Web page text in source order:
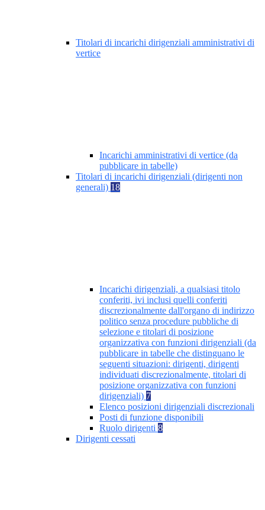
Titolari di incarichi dirigenziali amministrativi di
vertice
Incarichi amministrativi di vertice (da
pubblicare in tabelle)
Titolari di incarichi dirigenziali (dirigenti non
generali) 18
Incarichi dirigenziali, a qualsiasi titolo
conferiti, ivi inclusi quelli conferiti
discrezionalmente dall'organo di indirizzo
politico senza procedure pubbliche di
selezione e titolari di posizione
organizzativa con funzioni dirigenziali (da
pubblicare in tabelle che distinguano le
seguenti situazioni: dirigenti, dirigenti
individuati discrezionalmente, titolari di
posizione organizzativa con funzioni
dirigenziali) 7
Elenco posizioni dirigenziali discrezionali
Posti di funzione disponibili
Ruolo dirigenti 8
Dirigenti cessati